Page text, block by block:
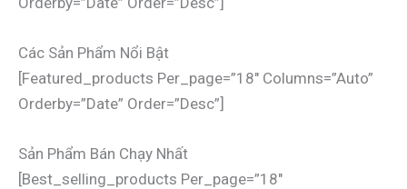
Các Sản Phẩm Nổi Bật
[featured_products Per_page=”18″ Columns=”auto”
Orderby=”date” Order=”desc”]
Sản Phẩm Bán Chạy Nhất
[best_selling_products Per_page=”18″